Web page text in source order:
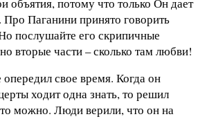
Про Паганини принято говорить
послушайте его скрипичные
вторые части – сколько там любви!
свое время. Когда он
ходит одна знать, то решил
можно. Люди верили, что он на